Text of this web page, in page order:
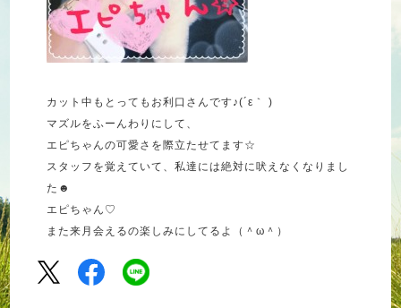
カット中もとってもお利口さんです♪(´ε｀ )
マズルをふーんわりにして、
エピちゃんの可愛さを際立たせてます☆
スタッフを覚えていて、私達には絶対に吠えなくなりまし
た☻
エピちゃん♡
また来月会えるの楽しみにしてるよ（＾ω＾）